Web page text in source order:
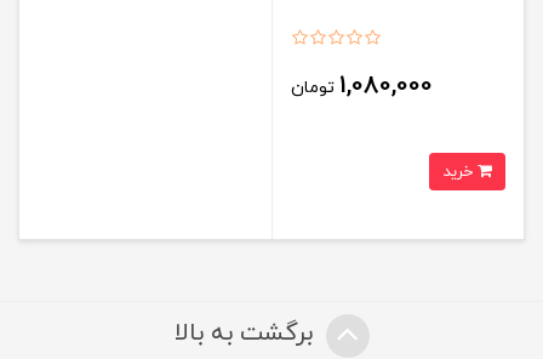
1,080,000 تومان
برگشت به بالا